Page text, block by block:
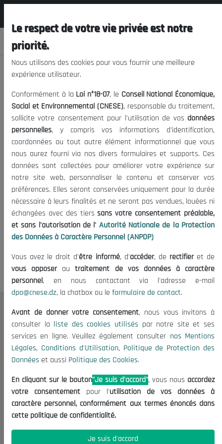
Juillet
2026
GRC Août 2026
Filtrer par date
2020
2021
Janvier
Février Mars
Avril
Mai
Juin Juillet
Août
Décembre
Septembre
2026
0 Actualités
Le CNESE
A Propos
Le président
Organisation
Publications
Informations utiles
Appels d'offres et Consultations
Mentions Légales
Le respect de votre vie privée est notre
priorité.
Nous utilisons des cookies pour vous fournir une meilleure
expérience utilisateur.
Conformément à la Loi n°18-07, le Conseil National Économique,
Social et Environnemental (CNESE), responsable du traitement,
sollicite votre consentement pour l'utilisation de vos données
personnelles, y compris vos informations d'identification,
coordonnées ou tout autre élément informationnel que vous
nous aurez fourni via nos divers formulaires et supports. Ces
données sont collectées pour améliorer votre expérience sur
notre site web, personnaliser le contenu et conserver vos
préférences. Elles seront conservées uniquement pour la durée
nécessaire à leurs finalités et ne seront pas vendues, louées ni
échangées avec des tierssans votre consentement préalable,
et sans l'autorisation de l' Autorité Nationale de la Protection
des Données à Caractère Personnel (ANPDP)
Vous avez le droit d'être informé, d'accéder, de rectifieret de
vous opposerautraitement de vos données à caractère
personnel, en nous contactant via l'adresse e-mail
dpo@cnese.dz, la chatbox ou le formulaire de contact.
Avant de donner votre consentement, nous vous invitons à
consulter la liste des cookies utilisés par notre site et ses
services en ligne. Veuillez également consulter nos Mentions
Légales, Conditions d'Utilisation, Politique de Protection des
Données et aussi Politique des Cookies.
En cliquant sur le bouton"Je suis d'accord", vous nous accordez
votre consentement pour l'utilisation de vos données à
caractère personnel, conformément aux termes énoncés dans
cette politique de confidentialité.
Je suis d'accord